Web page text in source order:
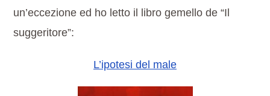
un’eccezione ed ho letto il libro gemello de “Il
suggeritore”:
L’ipotesi del male